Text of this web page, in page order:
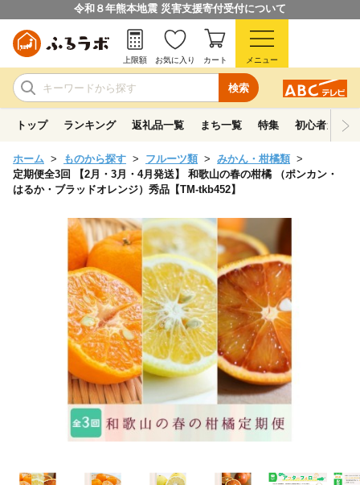
令和８年熊本地震 災害支援寄付受付について
検索
上限額 お気に入り カート メニュー
トップ ランキング 返礼品一覧 まち一覧 特集 初心者ガイド
ホーム ものから探す フルーツ類
みかん・柑橘類
定期便全3回 【2月・3月・4月発送】 和歌山の春の柑橘 （ポンカン・
はるか・ブラッドオレンジ）秀品【TM-tkb452】